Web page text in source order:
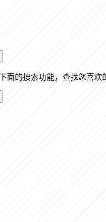
面的搜索功能，查找您喜欢